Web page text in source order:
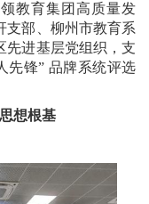
教育集团高质量发
支部、柳州市教育系
先进基层党组织，支
先锋” 品牌系统评选
想根基